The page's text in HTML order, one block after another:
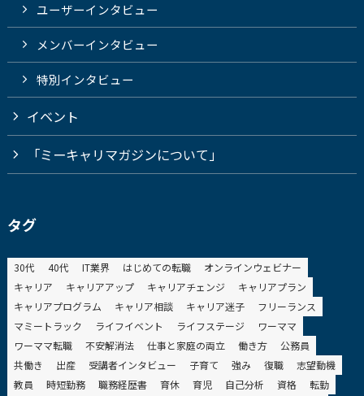
ユーザーインタビュー
メンバーインタビュー
特別インタビュー
イベント
「ミーキャリマガジンについて」
タグ
30代 40代 IT業界 はじめての転職
オンラインウェビナー
キャリア
キャリアアップ キャリアチェンジ
キャリアプラン
キャリアプログラム
キャリア相談 キャリア迷子
フリーランス
マミートラック
ライフイベント ライフステージ
ワーママ
ワーママ転職
不安解消法 仕事と家庭の両立 働き方
公務員
共働き
出産 受講者インタビュー 子育て 強み 復職
志望動機
教員
時短勤務 職務経歴書 育休 育児 自己分析 資格 転勤